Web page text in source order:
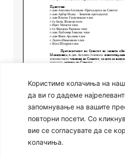
Користиме колачиња на
да ви го дадеме
запомнување на вашите
повторни посети. Со
вие се согласувате да се
колачиња.